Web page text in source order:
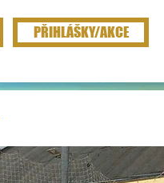
PŘIHLÁŠKY/AKCE